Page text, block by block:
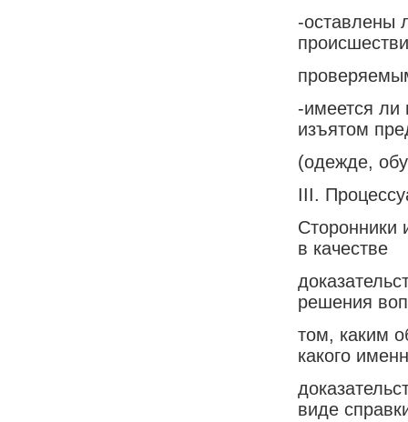
-оставлены
-имеется ли
изъятом
(одежде,
III.
Сторонники
в качестве
решения
том, каким
какого
виде